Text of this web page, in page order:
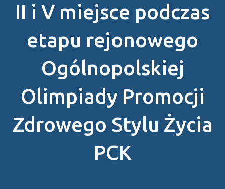
II i V miejsce podczas
etapu rejonowego
Ogólnopolskiej
Olimpiady Promocji
Zdrowego Stylu Życia
PCK